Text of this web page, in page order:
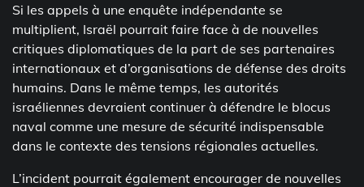
Si les appels à une enquête indépendante se
multiplient, Israël pourrait faire face à de nouvelles
critiques diplomatiques de la part de ses partenaires
internationaux et d’organisations de défense des droits
humains. Dans le même temps, les autorités
israéliennes devraient continuer à défendre le blocus
naval comme une mesure de sécurité indispensable
dans le contexte des tensions régionales actuelles.
L’incident pourrait également encourager de nouvelles